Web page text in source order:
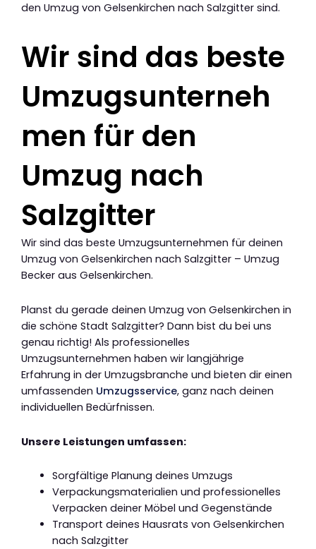
den Umzug von Gelsenkirchen nach Salzgitter sind.
Wir sind das beste
Umzugsunterneh
men für den
Umzug nach
Salzgitter
Wir sind das beste Umzugsunternehmen für deinen
Umzug von Gelsenkirchen nach Salzgitter – Umzug
Becker aus Gelsenkirchen.
Planst du gerade deinen Umzug von Gelsenkirchen in
die schöne Stadt Salzgitter? Dann bist du bei uns
genau richtig! Als professionelles
Umzugsunternehmen haben wir langjährige
Erfahrung in der Umzugsbranche und bieten dir einen
umfassenden Umzugsservice, ganz nach deinen
individuellen Bedürfnissen.
Unsere Leistungen umfassen:
Sorgfältige Planung deines Umzugs
Verpackungsmaterialien und professionelles
Verpacken deiner Möbel und Gegenstände
Transport deines Hausrats von Gelsenkirchen
nach Salzgitter